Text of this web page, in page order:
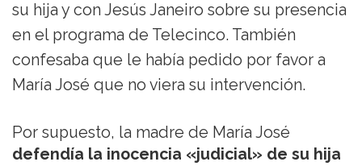
su hija y con Jesús Janeiro sobre su presencia
en el programa de Telecinco. También
confesaba que le había pedido por favor a
María José que no viera su intervención.
Por supuesto, la madre de María José
defendía la inocencia «judicial» de su hija